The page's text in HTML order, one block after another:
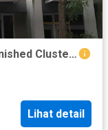
Di Sewakan Rumah 2 Lantai Full Furnished Cluster Eropa Sedayu City Kelapa Gading
Lihat detail